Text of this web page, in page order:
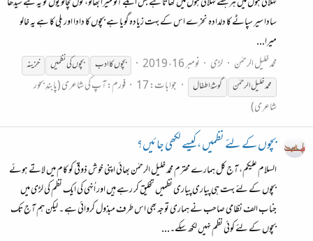
سادا سیر سپاٹے کا دلدادہ نخرے اس کے بہت زیادہ گویا ہے بچوں کا دادا اور بلی کا ہے یہ خالو
میرا...
محمد خلیل الرحمٰن
لڑی نومبر 16، 2019 بچوںکا ادب بچوںکینظمیں
خزینہ
محمد خلیل الرحمٰن
گوشۂ اطفال جوابات: 17 فورم:آپ کی شاعری (پابندِ بحور
شاعری)
بچوں کے لئے نظمیں ، کیسے لکھی جائیں؟
السلام علیکم، آج کل ہمارے محترم محمد خلیل الرحمٰن بھائی اپنی خوش ذوقی کو کام میں لاتے ہوئے
بچوں کے لئے بہت ہی پیاری پیاری نظمیں تخلیق کر رہے ہیں اور اُنہی کی ایک نظم کی لڑی میں
جناب الف نظامی صاحب نے ہماری توجہ بھی اس طرف مبذول کروائی ہے ۔ لیکن ہم آج تک
بچوں کے لئے کوئی نظم نہیں لکھ سکے۔...